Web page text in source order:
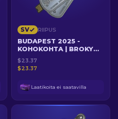
SV RIIPUS
BUDAPEST 2025 -
KOHOKOHTA | BROKY
SINETÖI VOITON
KARTALLA NUKE
$23.37
$23.37
Laatikoita ei saatavilla